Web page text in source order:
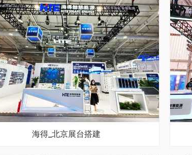
海得_北京展台搭建